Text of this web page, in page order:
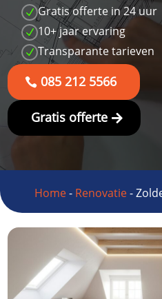
N Gratis offerte in 24 uur
N 10+ jaar ervaring
N Transparante tarieven
085 212 5566
Gratis offerte
Home- Renovatie-